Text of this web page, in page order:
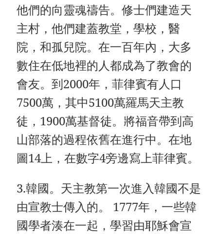
他們的向靈魂禱告。修士們建造天
主村，他們建蓋教堂，學校，醫
院，和孤兒院。在一百年內，大多
數住在低地裡的人都成為了教會的
會友。到2000年，菲律賓有人口
7500萬，其中5100萬羅馬天主教
徒，1900萬基督徒。將福音帶到高
山部落的過程依舊在進行中。在地
圖14上，在數字4旁邊寫上菲律賓。
3.韓國。天主教第一次進入韓國不是
由宣教士傳入的。 1777年，一些韓
國學者湊在一起，學習由耶穌會宣